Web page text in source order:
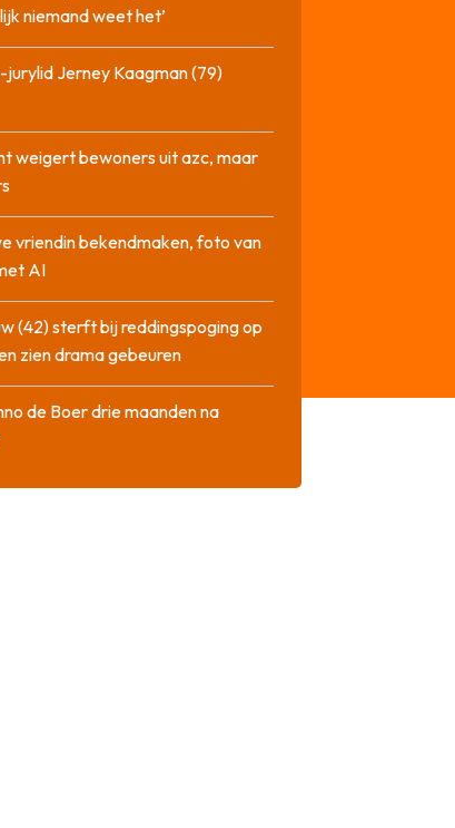
niemand weet het’
jurylid Jerney Kaagman (79)
weigert bewoners uit azc, maar
vriendin bekendmaken, foto van
AI
(42) sterft bij reddingspoging op
zien drama gebeuren
de Boer drie maanden na